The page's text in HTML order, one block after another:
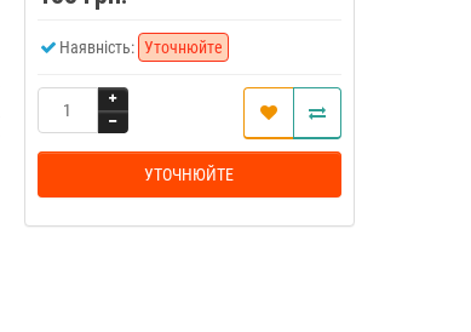
Наявність: Уточнюйте
УТОЧНЮЙТЕ